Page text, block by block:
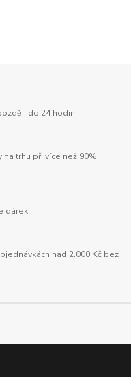
do 24 hodin.
trhu při více než 90%
dárek
nad 2.000 Kč bez